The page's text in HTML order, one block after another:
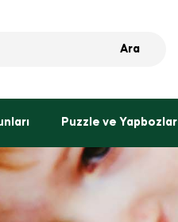
Ara
Puzzle ve Yapbozlar